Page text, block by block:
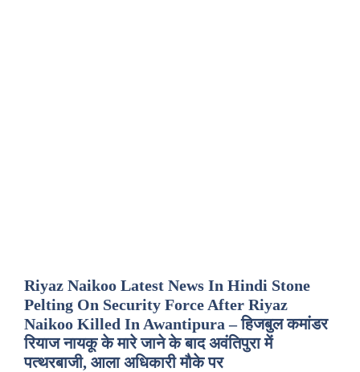
Riyaz Naikoo Latest News In Hindi Stone
Pelting On Security Force After Riyaz
Naikoo Killed In Awantipura – हिजबुल कमांडर
रियाज नायकू के मारे जाने के बाद अवंतिपुरा में
पत्थरबाजी, आला अधिकारी मौके पर